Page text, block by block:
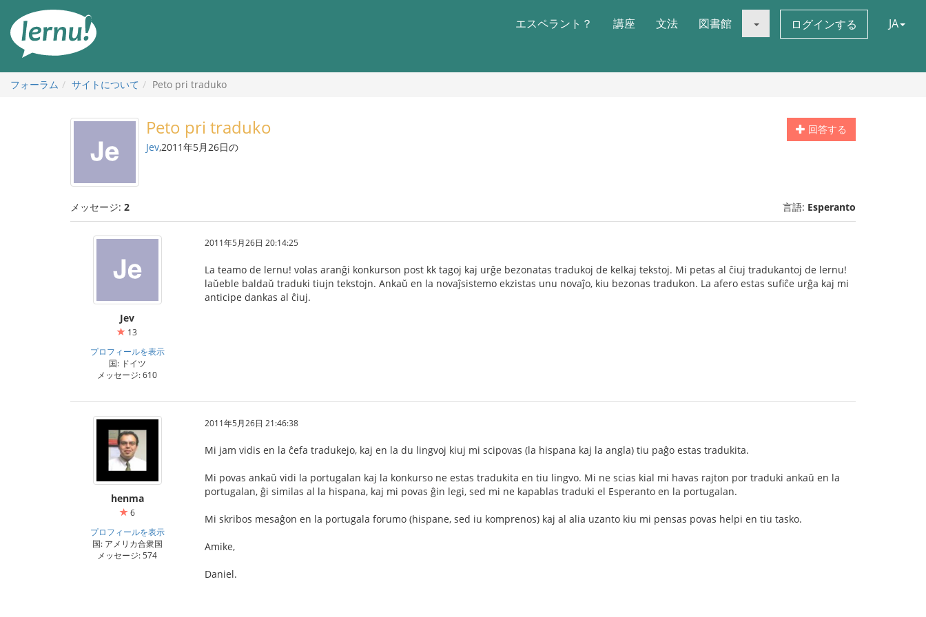
エスペラント？ 講座 文法 図書館 ログインする JA
フォーラム サイトについて Peto pri traduko
回答する
Peto pri traduko
Jev,2011年5月26日の
メッセージ: 2 言語: Esperanto
Jev
13
プロフィールを表示
国: ドイツ
メッセージ: 610
2011年5月26日 20:14:25
La teamo de lernu! volas aranĝi konkurson post kk tagoj kaj urĝe bezonatas tradukoj de kelkaj tekstoj. Mi petas al ĉiuj tradukantoj de lernu!
laŭeble baldaŭ traduki tiujn tekstojn. Ankaŭ en la novaĵsistemo ekzistas unu novaĵo, kiu bezonas tradukon. La afero estas sufiĉe urĝa kaj mi
anticipe dankas al ĉiuj.
henma
6
プロフィールを表示
国: アメリカ合衆国
メッセージ: 574
2011年5月26日 21:46:38
Mi jam vidis en la ĉefa tradukejo, kaj en la du lingvoj kiuj mi scipovas (la hispana kaj la angla) tiu paĝo estas tradukita.
Mi povas ankaŭ vidi la portugalan kaj la konkurso ne estas tradukita en tiu lingvo. Mi ne scias kial mi havas rajton por traduki ankaŭ en la
portugalan, ĝi similas al la hispana, kaj mi povas ĝin legi, sed mi ne kapablas traduki el Esperanto en la portugalan.
Mi skribos mesaĝon en la portugala forumo (hispane, sed iu komprenos) kaj al alia uzanto kiu mi pensas povas helpi en tiu tasko.
Amike,
Daniel.